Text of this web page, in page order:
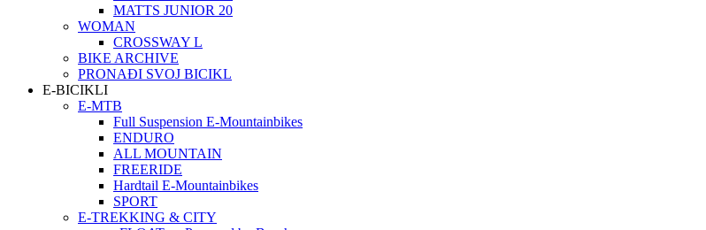
MATTS JUNIOR 20
WOMAN
CROSSWAY L
BIKE ARCHIVE
PRONAĐI SVOJ BICIKL
E-BICIKLI
E-MTB
Full Suspension E-Mountainbikes
ENDURO
ALL MOUNTAIN
FREERIDE
Hardtail E-Mountainbikes
SPORT
E-TREKKING & CITY